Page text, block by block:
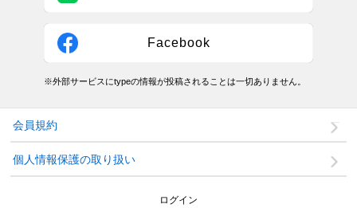
Facebook
※外部サービスにtypeの情報が投稿されることは一切ありません。
会員規約
個人情報保護の取り扱い
ログイン